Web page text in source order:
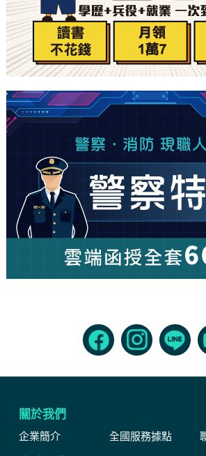
關於我們
企業簡介 全國服務據點